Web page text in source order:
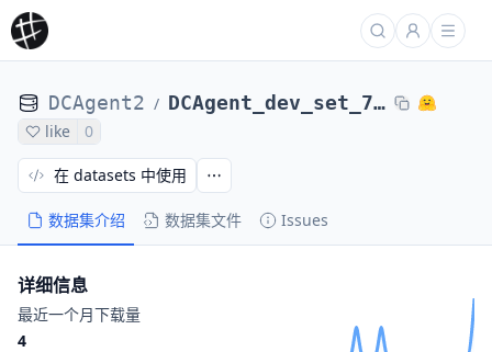
DCAgent2 / DCAgent_dev_set_71_tasks_DCAgent_r2egymGPT5CodexPassed-nl2bash-bugsseq_Qwen3-8B92d042a3
like 0
数据集介绍 数据集文件 Issues
在 datasets 中使用
详细信息
最近一个月下载量
4